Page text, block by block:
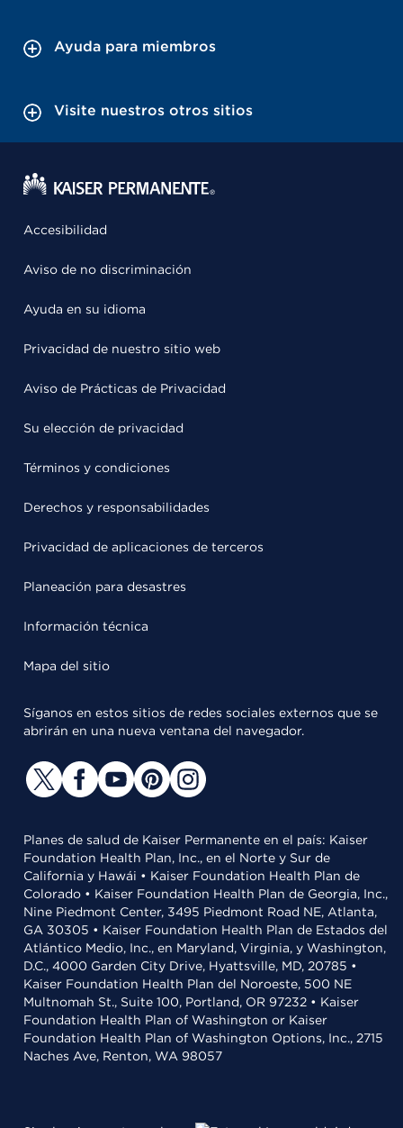
Ayuda para miembros
Visite nuestros otros sitios
Accesibilidad
Aviso de no discriminación
Ayuda en su idioma
Privacidad de nuestro sitio web
Aviso de Prácticas de Privacidad
Su elección de privacidad
Términos y condiciones
Derechos y responsabilidades
Privacidad de aplicaciones de terceros
Planeación para desastres
Información técnica
Mapa del sitio
Síganos en estos sitios de redes sociales externos que se
abrirán en una nueva ventana del navegador.
Planes de salud de Kaiser Permanente en el país: Kaiser
Foundation Health Plan, Inc., en el Norte y Sur de
California y Hawái • Kaiser Foundation Health Plan de
Colorado • Kaiser Foundation Health Plan de Georgia, Inc.,
Nine Piedmont Center, 3495 Piedmont Road NE, Atlanta,
GA 30305 • Kaiser Foundation Health Plan de Estados del
Atlántico Medio, Inc., en Maryland, Virginia, y Washington,
D.C., 4000 Garden City Drive, Hyattsville, MD, 20785 •
Kaiser Foundation Health Plan del Noroeste, 500 NE
Multnomah St., Suite 100, Portland, OR 97232 • Kaiser
Foundation Health Plan of Washington or Kaiser
Foundation Health Plan of Washington Options, Inc., 2715
Naches Ave, Renton, WA 98057